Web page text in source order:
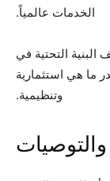
الخدمات عالمياً.
التحتية في
ما هي استثمارية
وتنظيمية.